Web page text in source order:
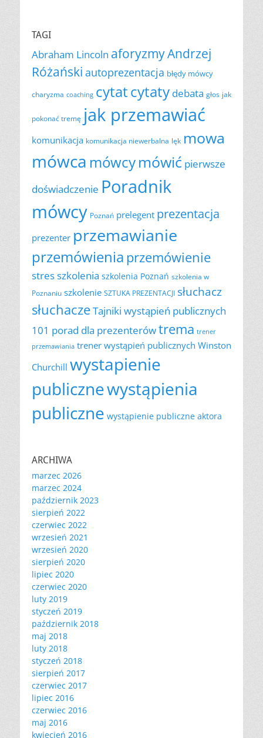
TAGI
Abraham Lincoln aforyzmyAndrzej
Różański autoprezentacja błędy mówcy
charyzma coaching cytatcytaty debata głos jak
pokonać tremę jak przemawiać
komunikacja komunikacja niewerbalna lęk mowa
mówca mówcymówić pierwsze
doświadczenie Poradnik
mówcy Poznań prelegent prezentacja
prezenter przemawianie
przemówieniaprzemówienie
stresszkolenia szkolenia Poznań szkolenia w
Poznaniu szkolenie SZTUKA PREZENTACJI słuchacz
słuchaczeTajniki wystąpień publicznych
101 porad dla prezenterówtrema trener
przemawiania trener wystąpień publicznych Winston
Churchill wystapienie
publicznewystąpienia
publiczne wystąpienie publiczne aktora
ARCHIWA
marzec 2026
marzec 2024
październik 2023
sierpień 2022
czerwiec 2022
wrzesień 2021
wrzesień 2020
sierpień 2020
lipiec 2020
czerwiec 2020
luty 2019
styczeń 2019
październik 2018
maj 2018
luty 2018
styczeń 2018
sierpień 2017
czerwiec 2017
lipiec 2016
czerwiec 2016
maj 2016
kwiecień 2016